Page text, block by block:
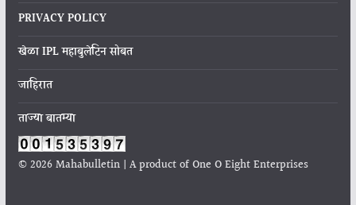
PRIVACY POLICY
खेळा IPL महाबुलेटिन सोबत
जाहिरात
ताज्या बातम्या
© 2026 Mahabulletin | A product of One O Eight Enterprises